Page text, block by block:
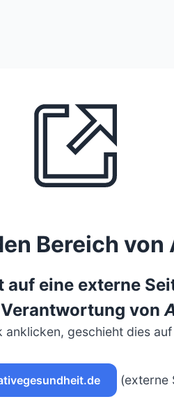
Bereich
auf eine externe
von
anklicken, geschieht dies
(externe